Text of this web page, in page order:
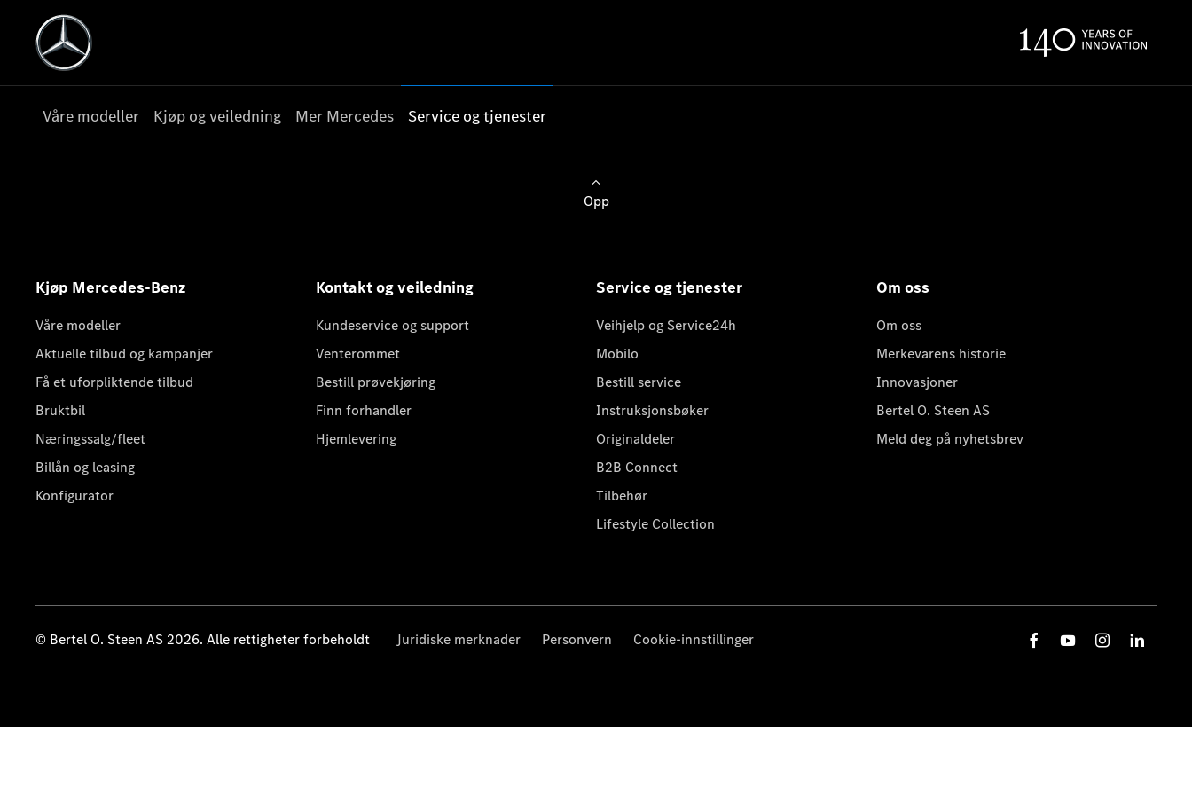
Våre modeller Kjøp og veiledning Mer Mercedes Service og tjenester
Opp
Kjøp Mercedes-Benz
Våre modeller
Aktuelle tilbud og kampanjer
Få et uforpliktende tilbud
Bruktbil
Næringssalg/fleet
Billån og leasing
Konfigurator
Kontakt og veiledning
Kundeservice og support
Venterommet
Bestill prøvekjøring
Finn forhandler
Hjemlevering
Service og tjenester
Veihjelp og Service24h
Mobilo
Bestill service
Instruksjonsbøker
Originaldeler
B2B Connect
Tilbehør
Lifestyle Collection
Om oss
Om oss
Merkevarens historie
Innovasjoner
Bertel O. Steen AS
Meld deg på nyhetsbrev
© Bertel O. Steen AS 2026. Alle rettigheter forbeholdt Juridiske merknader Personvern Cookie-innstillinger